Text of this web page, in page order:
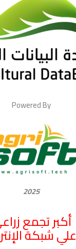
Powered By
2025
أكبر تجمع
علي شبكة